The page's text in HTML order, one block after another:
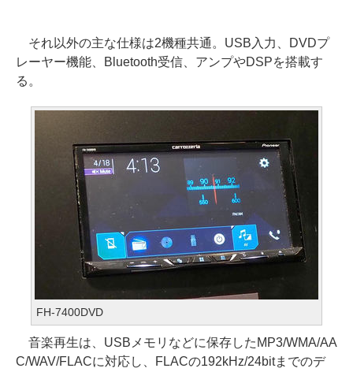
それ以外の主な仕様は2機種共通。USB入力、DVDプ
レーヤー機能、Bluetooth受信、アンプやDSPを搭載す
る。
FH-7400DVD
音楽再生は、USBメモリなどに保存したMP3/WMA/AA
C/WAV/FLACに対応し、FLACの192kHz/24bitまでのデ